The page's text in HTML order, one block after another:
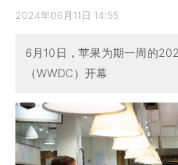
2024年06月11日 14:55
6月10日，苹果为期一周的
（WWDC）开幕